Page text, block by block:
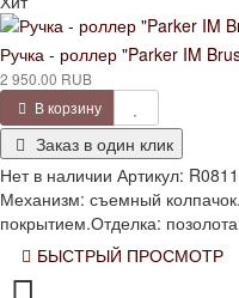
Ручка - роллер "Parker IM
2 950.00 RUB
В корзину
Заказ в один клик
Нет в наличии Артикул:
Механизм: съемный
покрытием.Отделка:
БЫСТРЫЙ ПРОСМОТР